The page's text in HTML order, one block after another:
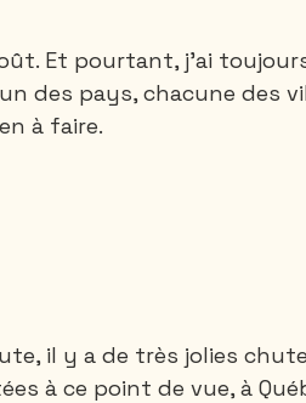
Et pourtant, j'ai
des pays, chacune des
à faire.
il y a de très jolies
à ce point de vue, à